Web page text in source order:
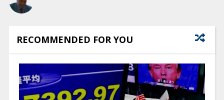
RECOMMENDED FOR YOU